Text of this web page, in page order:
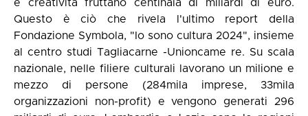
e creatività fruttano centinaia di miliardi di euro.
Questo è ciò che rivela l'ultimo report della
Fondazione Symbola, "Io sono cultura 2024", insieme
al centro studi Tagliacarne -Unioncame re. Su scala
nazionale, nelle filiere culturali lavorano un milione e
mezzo di persone (284mila imprese, 33mila
organizzazioni non-profit) e vengono generati 296